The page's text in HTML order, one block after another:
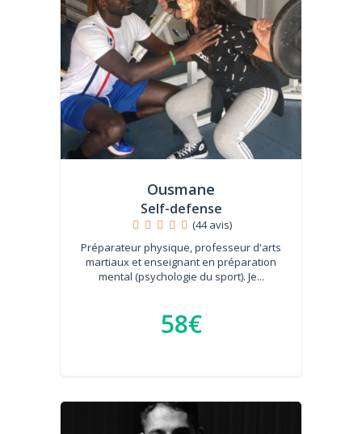
Ousmane
Self-defense
(44 avis)
Préparateur physique, professeur d'arts
martiaux et enseignant en préparation
mental (psychologie du sport). Je...
58€